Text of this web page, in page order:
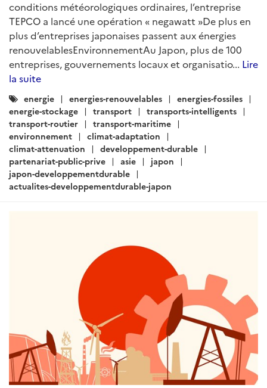
Catégories
:
japon-developpementdurable
actualites-developpementdurable-japon
energie
energies-renouvelables
energies-fossiles
transports
transport-aerien
transport-ferroviaire
construction
infrastructures
ville-durable
ville-intelligente
urbanisme
investissement
dechets
Actualités Japon - Énergie,
Environnement, Transport,
Construction - Janvier 2019 (I)
Rédigé par : SER de Tokyo - Pôle Développement Durable10